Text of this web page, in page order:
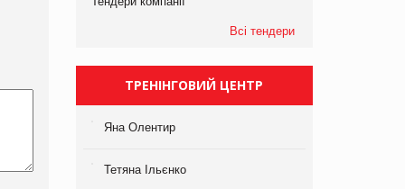
Всі тендери
ТРЕНІНГОВИЙ ЦЕНТР
Яна Олентир
Тетяна Ільєнко